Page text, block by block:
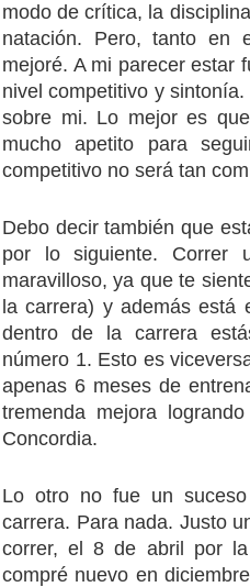
modo de crítica, la
natación. Pero, tanto en
mejoré. A mi parecer estar
nivel competitivo y
sobre mi. Lo mejor es
mucho apetito para
competitivo no será tan
Debo decir también que
por lo siguiente. Correr
maravilloso, ya que te
la carrera) y además está
dentro de la carrera
número 1. Esto es
apenas 6 meses de
tremenda mejora
Concordia.
Lo otro no fue un
carrera. Para nada. Justo
correr, el 8 de abril por
compré nuevo en